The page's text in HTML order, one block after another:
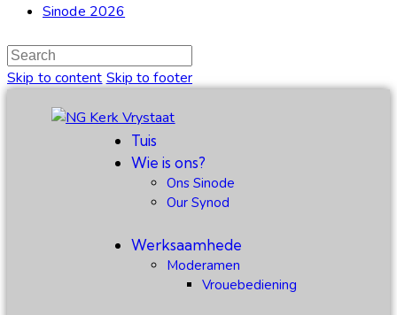
Sinode 2026
Skip to content Skip to footer
Tuis
Wie is ons?
Ons Sinode
Our Synod
Werksaamhede
Moderamen
Vrouebediening